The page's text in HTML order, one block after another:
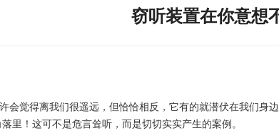
窃听装置在你意想
会觉得离我们很遥远，但恰恰相反，它有的就潜伏在我们
里！这可不是危言耸听，而是切切实实产生的案例。